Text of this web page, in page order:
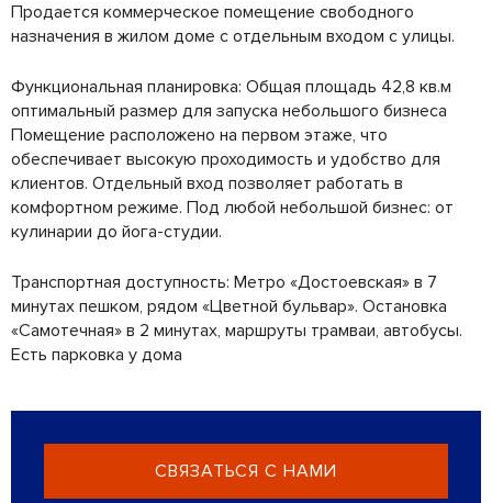
Продается коммерческое помещение свободного
назначения в жилом доме с отдельным входом с улицы.
Функциональная планировка: Общая площадь 42,8 кв.м
оптимальный размер для запуска небольшого бизнеса
Помещение расположено на первом этаже, что
обеспечивает высокую проходимость и удобство для
клиентов. Отдельный вход позволяет работать в
комфортном режиме. Под любой небольшой бизнес: от
кулинарии до йога-студии.
Транспортная доступность: Метро «Достоевская» в 7
минутах пешком, рядом «Цветной бульвар». Остановка
«Самотечная» в 2 минутах, маршруты трамваи, автобусы.
Есть парковка у дома
СВЯЗАТЬСЯ С НАМИ